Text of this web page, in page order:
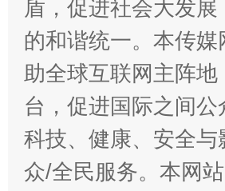
盾，促进社会大发
的和谐统一。本传
助全球互联网主阵
台，促进国际之间
科技、健康、安全
众/全民服务。本网